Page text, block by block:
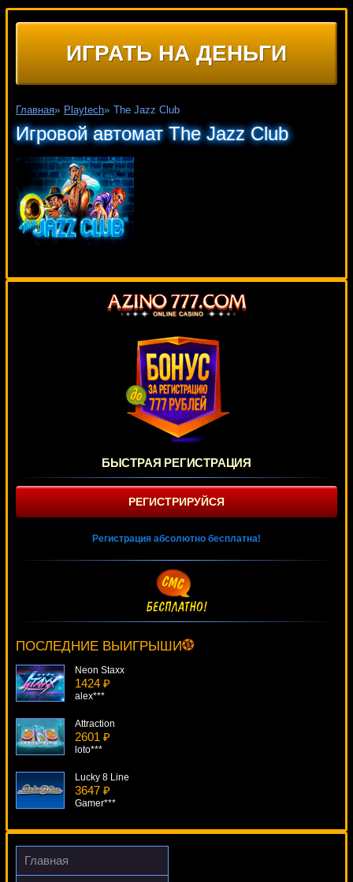
ИГРАТЬ НА ДЕНЬГИ
Главная» Playtech» The Jazz Club
Игровой автомат The Jazz Club
БЫСТРАЯ РЕГИСТРАЦИЯ
РЕГИСТРИРУЙСЯ
Регистрация абсолютно бесплатна!
ПОСЛЕДНИЕ ВЫИГРЫШИ
beautif***
Neon Staxx
1424 ₽
alex***
Attraction
2601 ₽
loto***
Lucky 8 Line
3647 ₽
Gamer***
Cash Farm
2149 ₽
Главная